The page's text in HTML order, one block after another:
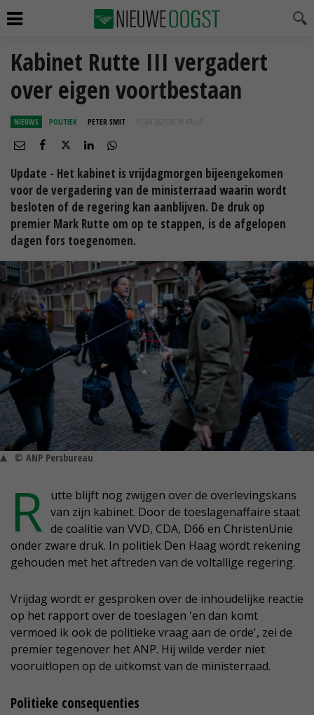
Kabinet Rutte III vergadert
over eigen voortbestaan
NIEUWS POLITIEK PETER SMIT 15 JAN 2021 OM 10:47
Update - Het kabinet is vrijdagmorgen bijeengekomen
voor de vergadering van de ministerraad waarin wordt
besloten of de regering kan aanblijven. De druk op
premier Mark Rutte om op te stappen, is de afgelopen
dagen fors toegenomen.
© ANP Persbureau
R utte blijft nog zwijgen over de overlevingskans
van zijn kabinet. Door de toeslagenaffaire staat
de coalitie van VVD, CDA, D66 en ChristenUnie
onder zware druk. In politiek Den Haag wordt rekening
gehouden met het aftreden van de voltallige regering.
Vrijdag wordt er gesproken over de inhoudelijke reactie
op het rapport over de toeslagen 'en dan komt
vermoed ik ook de politieke vraag aan de orde', zei de
premier tegenover het ANP. Hij wilde verder niet
vooruitlopen op de uitkomst van de ministerraad.
Politieke consequenties